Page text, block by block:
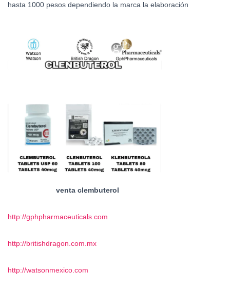
hasta 1000 pesos dependiendo la marca la elaboración
venta clembuterol
http://gphpharmaceuticals.com
http://britishdragon.com.mx
http://watsonmexico.com